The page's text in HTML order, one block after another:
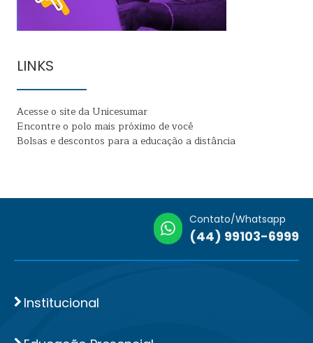
LINKS
Acesse o site da Unicesumar
Encontre o polo mais próximo de você
Bolsas e descontos para a educação a distância
Contato/Whatsapp
(44) 99103-6999
Institucional